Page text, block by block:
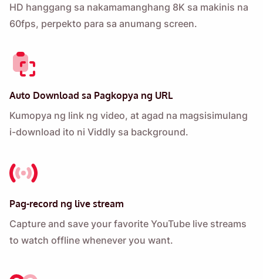
HD hanggang sa nakamamanghang 8K sa makinis na
60fps, perpekto para sa anumang screen.
Auto Download sa Pagkopya ng URL
Kumopya ng link ng video, at agad na magsisimulang
i-download ito ni Viddly sa background.
Pag-record ng live stream
Capture and save your favorite YouTube live streams
to watch offline whenever you want.